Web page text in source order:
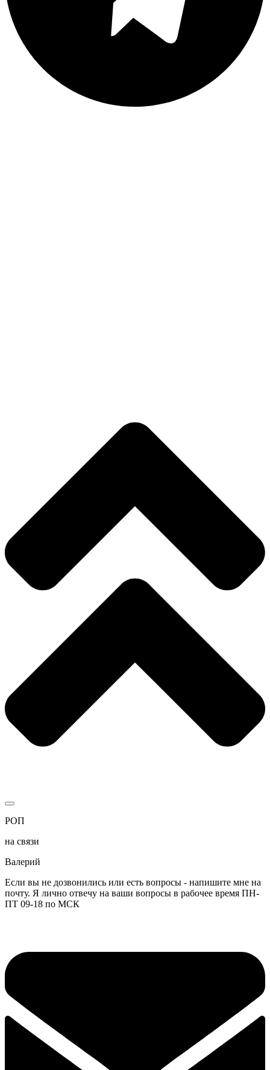
РОП
на связи
Валерий
Если вы не дозвонились или есть вопросы - напишите мне на
почту. Я лично отвечу на ваши вопросы в рабочее время ПН-
ПТ 09-18 по МСК